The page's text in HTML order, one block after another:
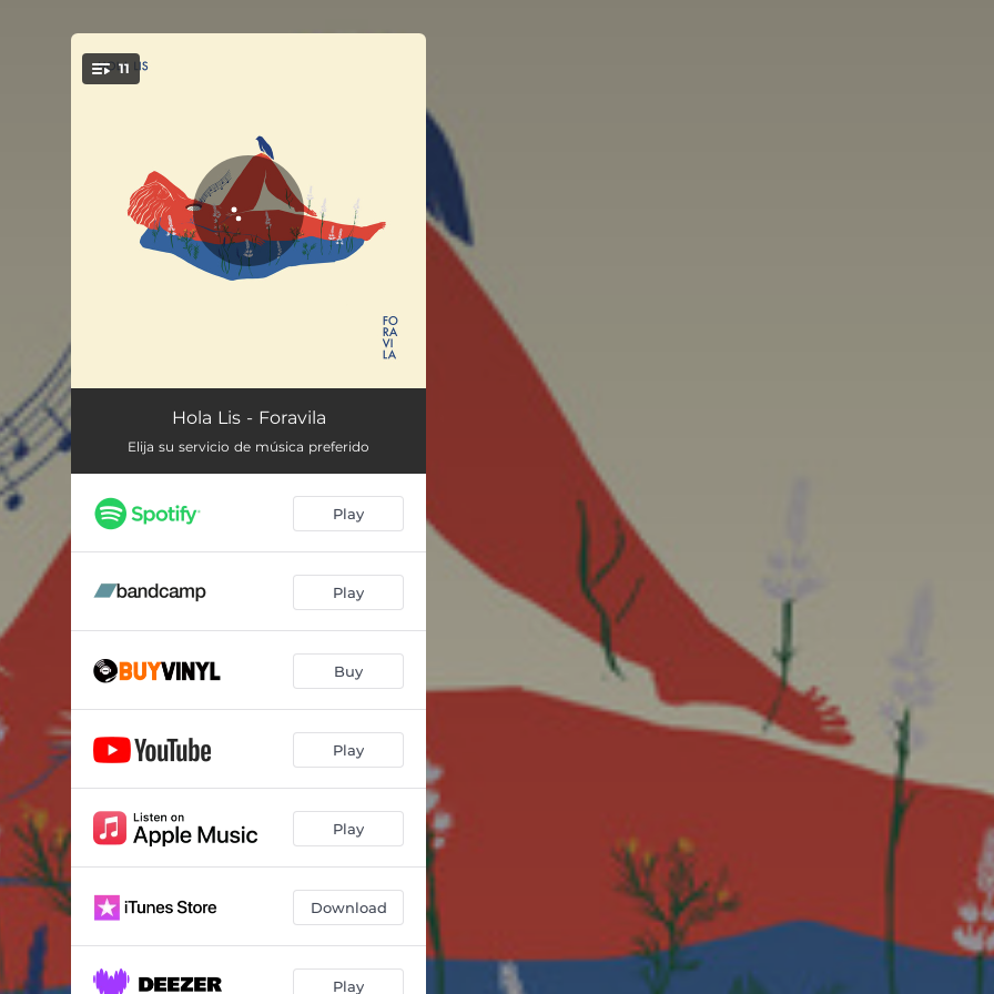
You're all set!
11
The passenger
Shelia 03:06
Nueva relación 02:07
El primer moment
Farewell 03:05
Ésser
Party all night 01:52
On the radio 04:32
I'm here 04:24
Hola Lis - Foravila
Elija su servicio de música preferido
Play
Play
Buy
Play
Play
Download
Play